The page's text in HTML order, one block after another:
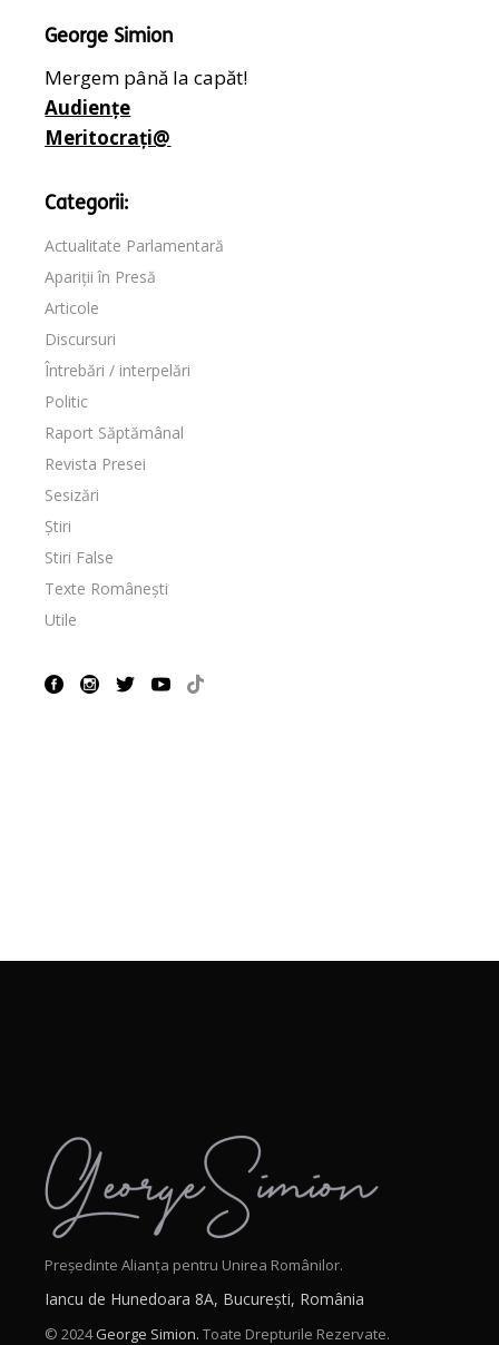
George Simion
Mergem până la capăt!
Audiențe
Meritocrați@
Categorii:
Actualitate Parlamentară
Apariții în Presă
Articole
Discursuri
Întrebări / interpelări
Politic
Raport Săptămânal
Revista Presei
Sesizări
Știri
Stiri False
Texte Românești
Utile
Președinte Alianța pentru Unirea Românilor.
Iancu de Hunedoara 8A, București, România
© 2024George Simion. Toate Drepturile Rezervate.